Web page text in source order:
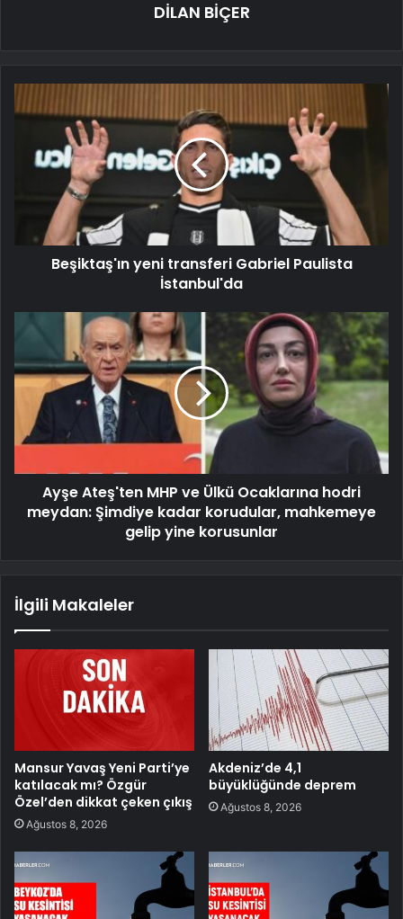
DİLAN BİÇER
Beşiktaş'ın yeni transferi Gabriel Paulista
İstanbul'da
Ayşe Ateş'ten MHP ve Ülkü Ocaklarına hodri
meydan: Şimdiye kadar korudular, mahkemeye
gelip yine korusunlar
İlgili Makaleler
Mansur Yavaş Yeni Parti’ye
katılacak mı? Özgür
Özel’den dikkat çeken çıkış
Ağustos 8, 2026
Akdeniz’de 4,1
büyüklüğünde deprem
Ağustos 8, 2026